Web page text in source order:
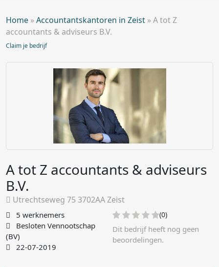
Home »Accountantskantoren in Zeist »A tot Z
accountants & adviseurs B.V.
Claim je bedrijf
A tot Z accountants & adviseurs
B.V.
Utrechtseweg 75 3702AA Zeist
5 werknemers
Besloten Vennootschap
(BV)
22-07-2019
(0)
Dit bedrijf heeft nog geen
beoordelingen.